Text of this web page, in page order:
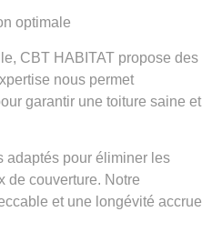
optimale
CBT HABITAT propose des
nous permet
garantir une toiture saine et
adaptés pour éliminer les
de couverture. Notre
et une longévité accrue